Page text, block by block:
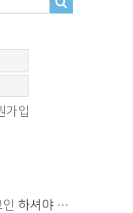
가입
하셔야 합니다.